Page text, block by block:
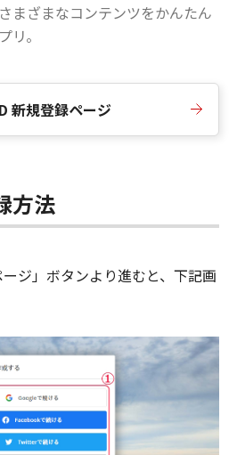
まざまなコンテンツをかんたん
リ。
新規登録ページ
方法
ージ」ボタンより進むと、下記画